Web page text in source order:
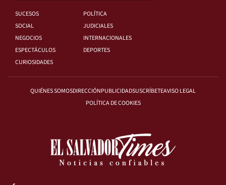
SUCESOS
POLÍTICA
SOCIAL
JUDICIALES
NEGOCIOS
INTERNACIONALES
ESPECTÁCULOS
DEPORTES
CURIOSIDADES
QUIÉNES SOMOSDIRECCIÓNPUBLICIDADSUSCRÍBETEAVISO LEGAL
POLÍTICA DE COOKIES